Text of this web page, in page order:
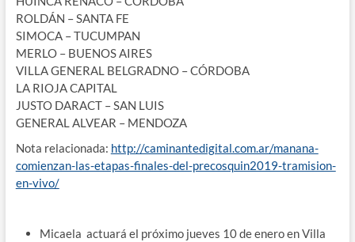
ROLDÁN – SANTA FE
SIMOCA – TUCUMPAN
MERLO – BUENOS AIRES
VILLA GENERAL BELGRADNO – CÓRDOBA
LA RIOJA CAPITAL
JUSTO DARACT – SAN LUIS
GENERAL ALVEAR – MENDOZA
Nota relacionada: http://caminantedigital.com.ar/manana-
comienzan-las-etapas-finales-del-precosquin2019-tramision-
en-vivo/
Micaela actuará el próximo jueves 10 de enero en Villa